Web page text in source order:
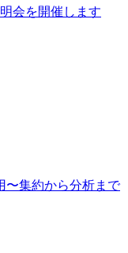
会を開催します
〜集約から分析まで